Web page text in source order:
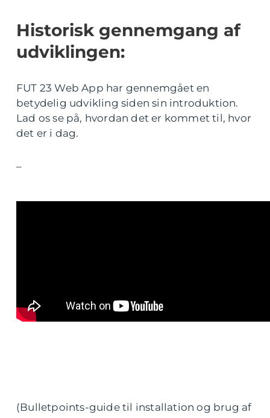
Historisk gennemgang af
udviklingen:
FUT 23 Web App har gennemgået en
betydelig udvikling siden sin introduktion.
Lad os se på, hvordan det er kommet til, hvor
det er i dag.
–
(Bulletpoints-guide til installation og brug af